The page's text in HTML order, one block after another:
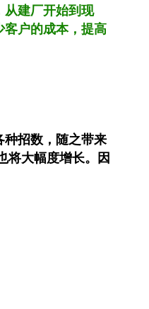
从建厂开始到现
客户的成本，提高
种招数，随之带来
将大幅度增长。因